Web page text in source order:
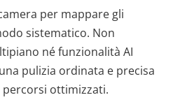
per mappare gli
sistematico. Non
né funzionalità AI
pulizia ordinata e precisa
percorsi ottimizzati.